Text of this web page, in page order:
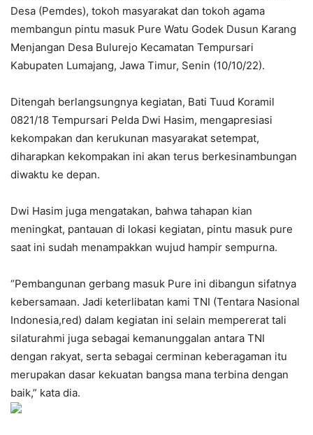
Desa (Pemdes), tokoh masyarakat dan tokoh agama
membangun pintu masuk Pure Watu Godek Dusun Karang
Menjangan Desa Bulurejo Kecamatan Tempursari
Kabupaten Lumajang, Jawa Timur, Senin (10/10/22).
Ditengah berlangsungnya kegiatan, Bati Tuud Koramil
0821/18 Tempursari Pelda Dwi Hasim, mengapresiasi
kekompakan dan kerukunan masyarakat setempat,
diharapkan kekompakan ini akan terus berkesinambungan
diwaktu ke depan.
Dwi Hasim juga mengatakan, bahwa tahapan kian
meningkat, pantauan di lokasi kegiatan, pintu masuk pure
saat ini sudah menampakkan wujud hampir sempurna.
“Pembangunan gerbang masuk Pure ini dibangun sifatnya
kebersamaan. Jadi keterlibatan kami TNI (Tentara Nasional
Indonesia,red) dalam kegiatan ini selain mempererat tali
silaturahmi juga sebagai kemanunggalan antara TNI
dengan rakyat, serta sebagai cerminan keberagaman itu
merupakan dasar kekuatan bangsa mana terbina dengan
baik,” kata dia.